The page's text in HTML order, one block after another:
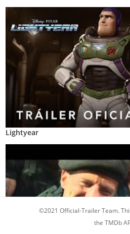
Lightyear
©2021 Official-Trailer Team.
the TMDb